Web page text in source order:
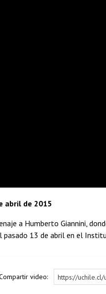
abril de 2015
a Humberto Giannini,
13 de abril en el
video: https://